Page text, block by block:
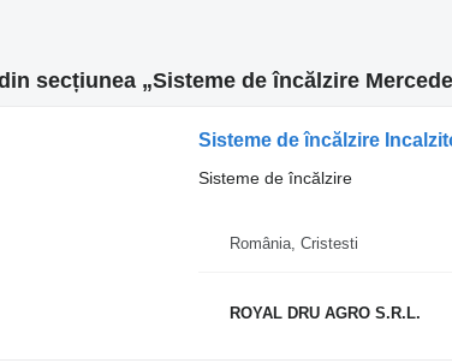
secțiunea „Sisteme de încălzire
Sisteme de încălzire
Sisteme de încălzire
România, Cristesti
ROYAL DRU AGRO S.R.L.